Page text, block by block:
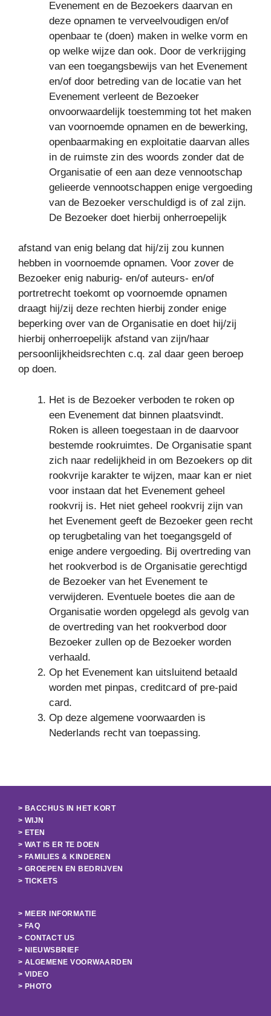
Evenement en de Bezoekers daarvan en
deze opnamen te verveelvoudigen en/of
openbaar te (doen) maken in welke vorm en
op welke wijze dan ook. Door de verkrijging
van een toegangsbewijs van het Evenement
en/of door betreding van de locatie van het
Evenement verleent de Bezoeker
onvoorwaardelijk toestemming tot het maken
van voornoemde opnamen en de bewerking,
openbaarmaking en exploitatie daarvan alles
in de ruimste zin des woords zonder dat de
Organisatie of een aan deze vennootschap
gelieerde vennootschappen enige vergoeding
van de Bezoeker verschuldigd is of zal zijn.
De Bezoeker doet hierbij onherroepelijk
afstand van enig belang dat hij/zij zou kunnen
hebben in voornoemde opnamen. Voor zover de
Bezoeker enig naburig- en/of auteurs- en/of
portretrecht toekomt op voornoemde opnamen
draagt hij/zij deze rechten hierbij zonder enige
beperking over van de Organisatie en doet hij/zij
hierbij onherroepelijk afstand van zijn/haar
persoonlijkheidsrechten c.q. zal daar geen beroep
op doen.
Het is de Bezoeker verboden te roken op
een Evenement dat binnen plaatsvindt.
Roken is alleen toegestaan in de daarvoor
bestemde rookruimtes. De Organisatie spant
zich naar redelijkheid in om Bezoekers op dit
rookvrije karakter te wijzen, maar kan er niet
voor instaan dat het Evenement geheel
rookvrij is. Het niet geheel rookvrij zijn van
het Evenement geeft de Bezoeker geen recht
op terugbetaling van het toegangsgeld of
enige andere vergoeding. Bij overtreding van
het rookverbod is de Organisatie gerechtigd
de Bezoeker van het Evenement te
verwijderen. Eventuele boetes die aan de
Organisatie worden opgelegd als gevolg van
de overtreding van het rookverbod door
Bezoeker zullen op de Bezoeker worden
verhaald.
Op het Evenement kan uitsluitend betaald
worden met pinpas, creditcard of pre-paid
card.
Op deze algemene voorwaarden is
Nederlands recht van toepassing.
> BACCHUS IN HET KORT
> WIJN
> ETEN
> WAT IS ER TE DOEN
> FAMILIES & KINDEREN
> GROEPEN EN BEDRIJVEN
> TICKETS
> MEER INFORMATIE
> FAQ
> CONTACT US
> NIEUWSBRIEF
> ALGEMENE VOORWAARDEN
> VIDEO
> PHOTO